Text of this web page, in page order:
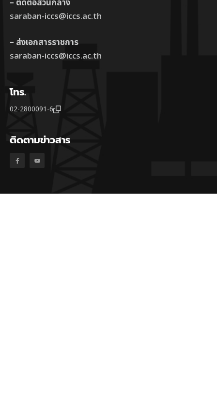
– ติดต่อส่วนกลาง
saraban-iccs@iccs.ac.th
– ส่งเอกสารราชการ
saraban-iccs@iccs.ac.th
โทร.
02-2800091-6
ติดตามข่าวสาร